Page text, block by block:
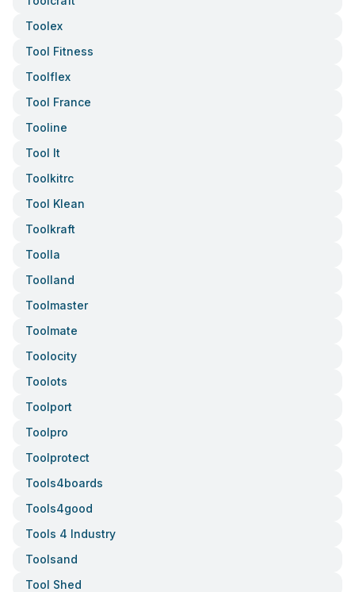
Toolex
Tool Fitness
Toolflex
Tool France
Tooline
Tool It
Toolkitrc
Tool Klean
Toolkraft
Toolla
Toolland
Toolmaster
Toolmate
Toolocity
Toolots
Toolport
Toolpro
Toolprotect
Tools4boards
Tools4good
Tools 4 Industry
Toolsand
Tool Shed